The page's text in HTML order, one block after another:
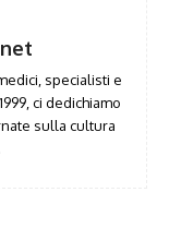
specialisti e
ci dedichiamo
sulla cultura